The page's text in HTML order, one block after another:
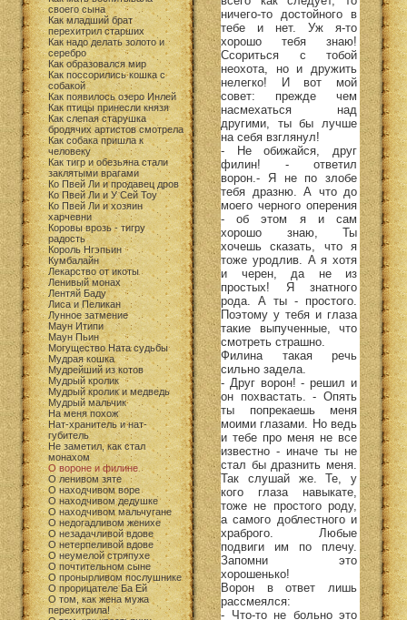
своего сына
Как младший брат
перехитрил старших
Как надо делать золото и
серебро
Как образовался мир
Как поссорились кошка с
собакой
Как появилось озеро Инлей
Как птицы принесли князя
Как слепая старушка
бродячих артистов смотрела
Как собака пришла к
человеку
Как тигр и обезьяна стали
заклятыми врагами
Ко Пвей Ли и продавец дров
Ко Пвей Ли и У Сей Тоу
Ко Пвей Ли и хозяин
харчевни
Коровы врозь - тигру
радость
Король Нгэпьин
Кумбалайн
Лекарство от икоты
Ленивый монах
Лентяй Баду
Лиса и Пеликан
Лунное затмение
Маун Итипи
Маун Пьин
Могущество Ната судьбы
Мудрая кошка
Мудрейший из котов
Мудрый кролик
Мудрый кролик и медведь
Мудрый мальчик
На меня похож
Нат-хранитель и нат-
губитель
Не заметил, как стал
монахом
О вороне и филине
О ленивом зяте
О находчивом воре
О находчивом дедушке
О находчивом мальчугане
О недогадливом женихе
О незадачливой вдове
О нетерпеливой вдове
О неумелой стряпухе
О почтительном сыне
О пронырливом послушнике
О прорицателе Ба Ей
О том, как жена мужа
перехитрила!
ничего-то достойного в
тебе и нет. Уж я-то
хорошо тебя знаю!
Ссориться с тобой
неохота, но и дружить
нелегко! И вот мой
совет: прежде чем
насмехаться над
другими, ты бы лучше
на себя взглянул!
- Не обижайся, друг
филин! - ответил
ворон.- Я не по злобе
тебя дразню. А что до
моего черного оперения
- об этом я и сам
хорошо знаю, Ты
хочешь сказать, что я
тоже уродлив. А я хотя
и черен, да не из
простых! Я знатного
рода. А ты - простого.
Поэтому у тебя и глаза
такие выпученные, что
смотреть страшно.
Филина такая речь
сильно задела.
- Друг ворон! - решил и
он похвастать. - Опять
ты попрекаешь меня
моими глазами. Но ведь
и тебе про меня не все
известно - иначе ты не
стал бы дразнить меня.
Так слушай же. Те, у
кого глаза навыкате,
тоже не простого роду,
а самого доблестного и
храброго. Любые
подвиги им по плечу.
Запомни это
хорошенько!
Ворон в ответ лишь
рассмеялся:
- Что-то не больно это